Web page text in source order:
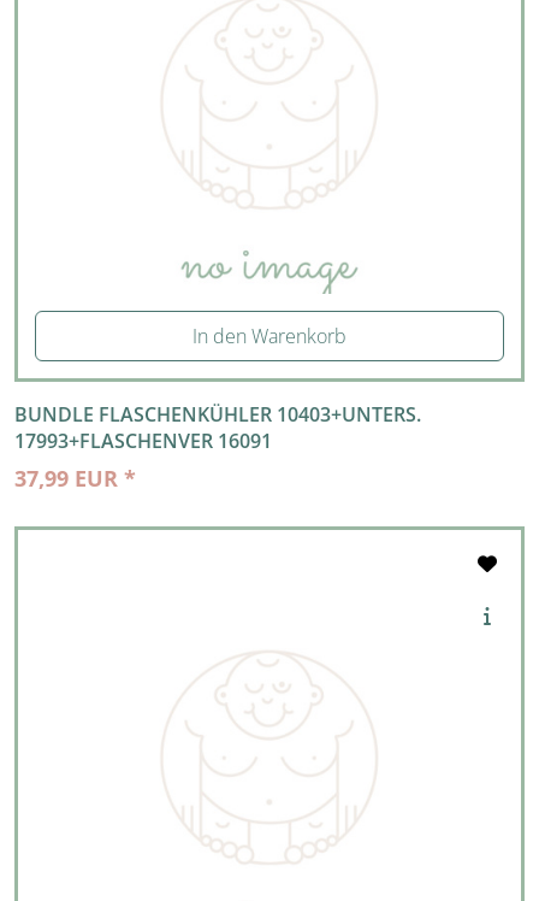
In den Warenkorb
BUNDLE FLASCHENKÜHLER 10403+UNTERS.
17993+FLASCHENVER 16091
37,99 EUR *